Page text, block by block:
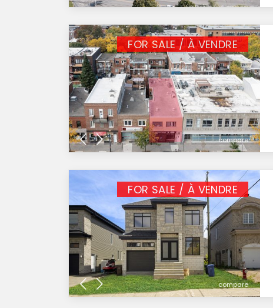
compare
FOR SALE / À VENDRE
compare
FOR SALE / À VENDRE